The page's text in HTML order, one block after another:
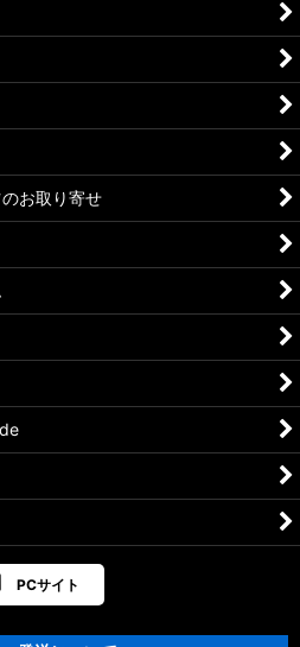
お取り寄せ
PCサイト